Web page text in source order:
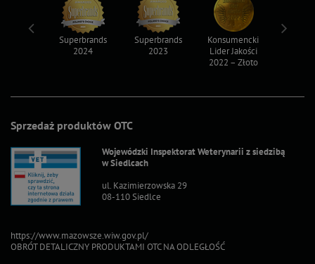
Sprzedaż produktów OTC
Wojewódzki Inspektorat Weterynarii z siedzibą
w Siedlcach
ul. Kazimierzowska 29
08-110 Siedlce
https://www.mazowsze.wiw.gov.pl/
OBRÓT DETALICZNY PRODUKTAMI OTC NA ODLEGŁOŚĆ
Superbrands
2024
Superbrands
2023
Konsumencki
Lider Jakości
2022 – Złoto